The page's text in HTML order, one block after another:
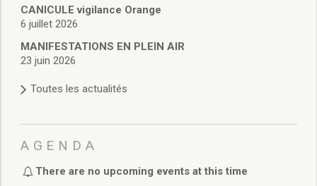
Délibérations 2018
Délibérations 2017
Délibérations 2016
Délibérations 2015
Délibérations 2013
Délibérations 2011
Délibérations 2010
Délibérations 2008
CANICULE vigilance Orange
6 juillet 2026
MANIFESTATIONS EN PLEIN AIR
23 juin 2026
Toutes les actualités
AGENDA
There are no upcoming events at this time